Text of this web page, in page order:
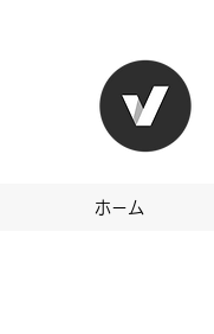
ホーム